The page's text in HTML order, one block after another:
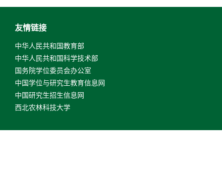
友情链接
中华人民共和国教育部
中华人民共和国科学技术部
国务院学位委员会办公室
中国学位与研究生教育信息网
中国研究生招生信息网
西北农林科技大学